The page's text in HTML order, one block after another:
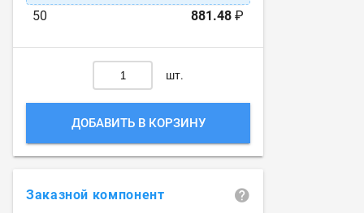
50
881.48 ₽
шт.
ДОБАВИТЬ В КОРЗИНУ
Заказной компонент